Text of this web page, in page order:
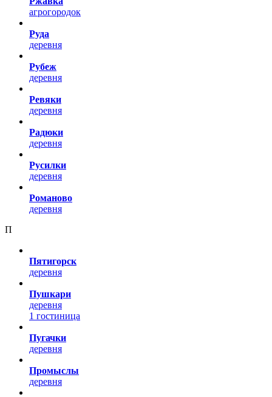
агрогородок
Руда
деревня
Рубеж
деревня
Ревяки
деревня
Радюки
деревня
Русилки
деревня
Романово
деревня
П
Пятигорск
деревня
Пушкари
деревня
1 гостиница
Пугачки
деревня
Промыслы
деревня